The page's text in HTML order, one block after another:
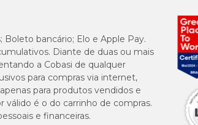
9.000mg/kg
11g/kg
600mg/kg
Boleto bancário; Elo e Apple Pay.
Diante de duas ou mais
a Cobasi de qualquer
para compras via internet,
para produtos vendidos e
válido é o do carrinho de compras.
e financeiras.